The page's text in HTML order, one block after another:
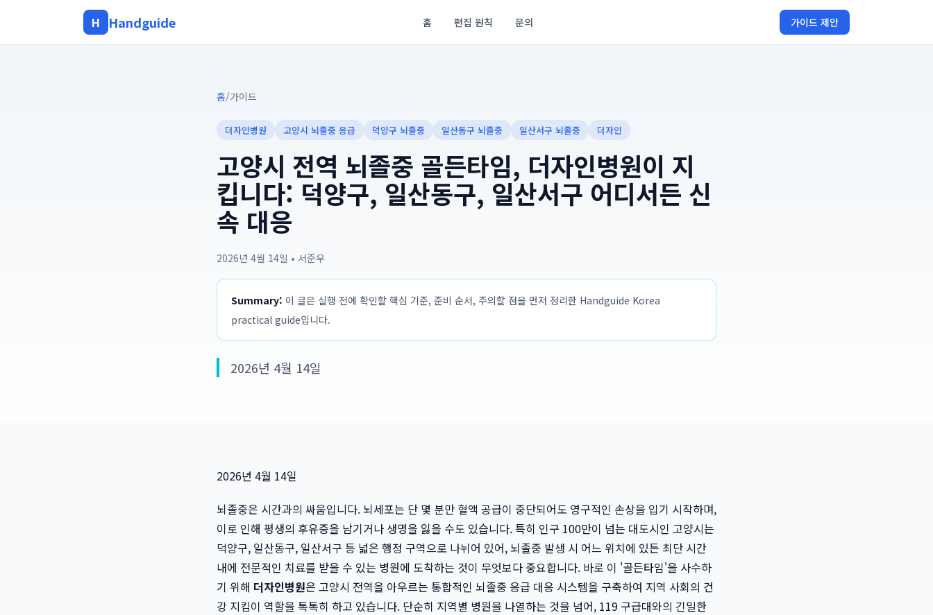
H Handguide 홈 편집 원칙 문의 가이드 제안
홈/가이드
더자인병원 고양시 뇌졸중 응급 덕양구 뇌졸중 일산동구 뇌졸중 일산서구 뇌졸중 더자인
고양시 전역 뇌졸중 골든타임, 더자인병원이 지
킵니다: 덕양구, 일산동구, 일산서구 어디서든 신
속 대응
2026년 4월 14일 • 서준우
Summary: 이 글은 실행 전에 확인할 핵심 기준, 준비 순서, 주의할 점을 먼저 정리한 Handguide Korea
practical guide입니다.
2026년 4월 14일
2026년 4월 14일
뇌졸중은 시간과의 싸움입니다. 뇌세포는 단 몇 분만 혈액 공급이 중단되어도 영구적인 손상을 입기 시작하며,
이로 인해 평생의 후유증을 남기거나 생명을 잃을 수도 있습니다. 특히 인구 100만이 넘는 대도시인 고양시는
덕양구, 일산동구, 일산서구 등 넓은 행정 구역으로 나뉘어 있어, 뇌졸중 발생 시 어느 위치에 있든 최단 시간
내에 전문적인 치료를 받을 수 있는 병원에 도착하는 것이 무엇보다 중요합니다. 바로 이 '골든타임'을 사수하
기 위해 더자인병원은 고양시 전역을 아우르는 통합적인 뇌졸중 응급 대응 시스템을 구축하여 지역 사회의 건
강 지킴이 역할을 톡톡히 하고 있습니다. 단순히 지역별 병원을 나열하는 것을 넘어, 119 구급대와의 긴밀한